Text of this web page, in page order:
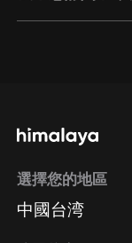
方法 Google
選擇您的地區
中國台湾